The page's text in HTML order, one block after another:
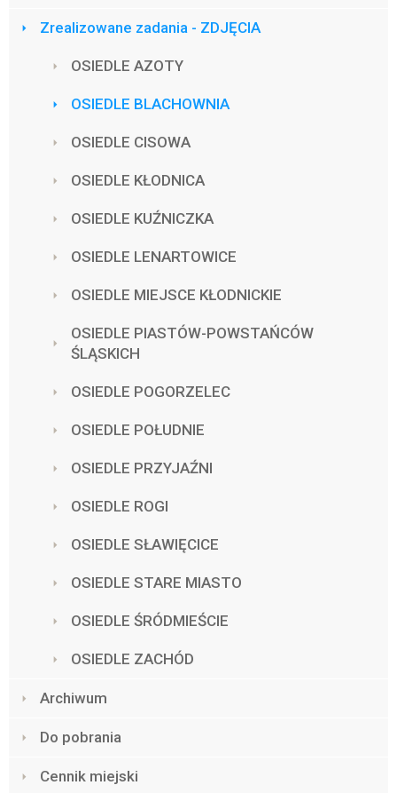
Zrealizowane zadania - ZDJĘCIA
OSIEDLE AZOTY
OSIEDLE BLACHOWNIA
OSIEDLE CISOWA
OSIEDLE KŁODNICA
OSIEDLE KUŹNICZKA
OSIEDLE LENARTOWICE
OSIEDLE MIEJSCE KŁODNICKIE
OSIEDLE PIASTÓW-POWSTAŃCÓW
ŚLĄSKICH
OSIEDLE POGORZELEC
OSIEDLE POŁUDNIE
OSIEDLE PRZYJAŹNI
OSIEDLE ROGI
OSIEDLE SŁAWIĘCICE
OSIEDLE STARE MIASTO
OSIEDLE ŚRÓDMIEŚCIE
OSIEDLE ZACHÓD
Archiwum
Do pobrania
Cennik miejski